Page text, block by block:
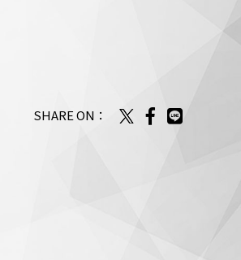
SHARE ON：